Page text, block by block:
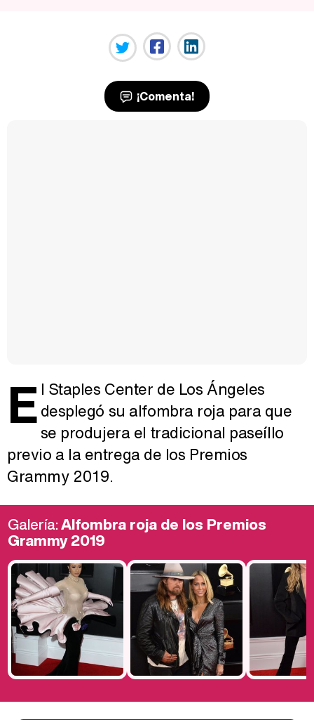
¡Comenta!
E l Staples Center de Los Ángeles
desplegó su alfombra roja para que
se produjera el tradicional paseíllo
previo a la entrega de los Premios
Grammy 2019.
Galería:Alfombra roja de los Premios
Grammy 2019